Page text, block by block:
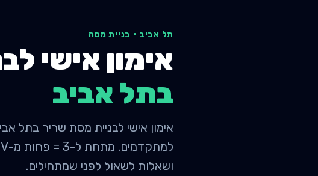
תל אביב · בניית מסה
אימון אישי
בתל אביב
ושאלות לשאול לפני שמתחילים.